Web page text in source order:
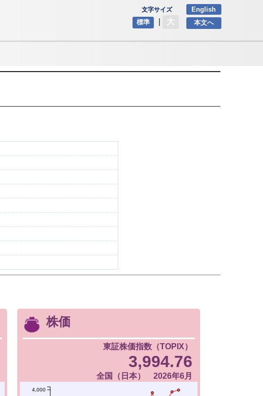
文字サイズ
標準 大
English
本文へ
株価
東証株価指数（TOPIX）
3,994.76
全国（日本） 2026年6月
4,000